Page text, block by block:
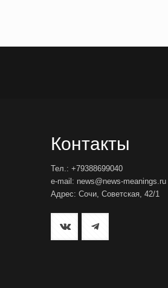
Контакты
Тел.: +79388699040
e-mail: news@news-meanings.ru
Адрес: Сочи, Советская, 42/1